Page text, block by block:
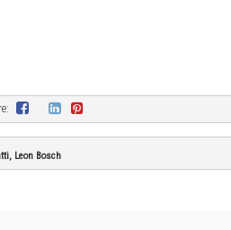
Leon Bosch